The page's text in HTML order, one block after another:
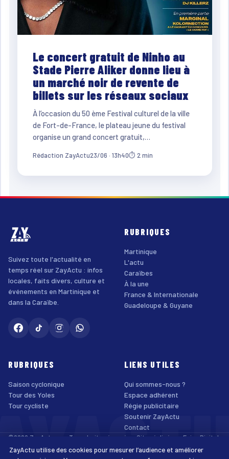
Le concert gratuit de Ninho au
Stade Pierre Aliker donne lieu à
un marché noir de revente de
billets sur les réseaux sociaux
À l’occasion du 50 ème Festival culturel de la ville
de Fort-de-France, le plateau jeune du festival
organise un grand concert gratuit,…
Rédaction ZayActu23/06 · 13h40⏱ 2 min
Suivez toute l'actualité en
temps réel sur ZayActu : infos
locales, faits divers, culture et
événements en Martinique et
dans la Caraïbe.
RUBRIQUES
Martinique
L'actu
Caraïbes
À la une
France & Internationale
Guadeloupe & Guyane
RUBRIQUES
Saison cyclonique
Tour des Yoles
Tour cycliste
LIENS UTILES
Qui sommes-nous ?
Espace adhérent
Régie publicitaire
Soutenir ZayActu
Contact
©2026 ZayActu.org. Tous droits réservés. · Site réalisé par Enjoy Digital
Agency
Mentions légales
Confidentialité Cookies Accessibilité
ZayActu utilise des cookies pour mesurer l’audience et améliorer